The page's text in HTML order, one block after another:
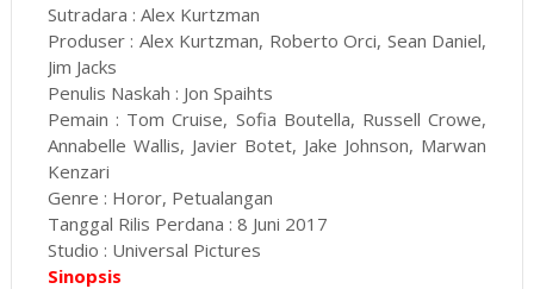
Sutradara : Alex Kurtzman
Produser : Alex Kurtzman, Roberto Orci, Sean Daniel,
Jim Jacks
Penulis Naskah : Jon Spaihts
Pemain : Tom Cruise, Sofia Boutella, Russell Crowe,
Annabelle Wallis, Javier Botet, Jake Johnson, Marwan
Kenzari
Genre : Horor, Petualangan
Tanggal Rilis Perdana : 8 Juni 2017
Studio : Universal Pictures
Sinopsis